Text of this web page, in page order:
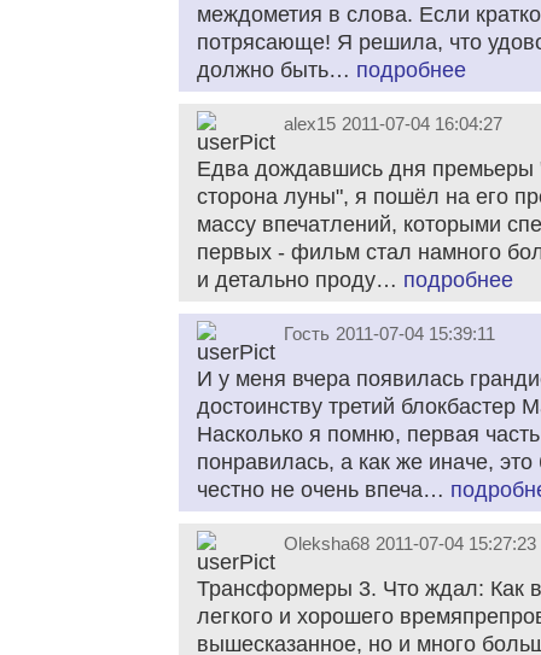
междометия в слова. Если
потрясающе! Я решила, что
должно быть… подробнее
alex15 2011-07-04 16:04:27
Едва дождавшись дня
сторона луны", я пошёл на его
массу впечатлений, которыми
первых - фильм стал намного
и детально проду… подробнее
Гость 2011-07-04 15:39:11
И у меня вчера появилась
достоинству третий
Насколько я помню, первая
понравилась, а как же иначе,
честно не очень впеча…
Oleksha68 2011-07-04 15:27:23
Трансформеры 3. Что ждал: Как
легкого и хорошего
вышесказанное, но и много